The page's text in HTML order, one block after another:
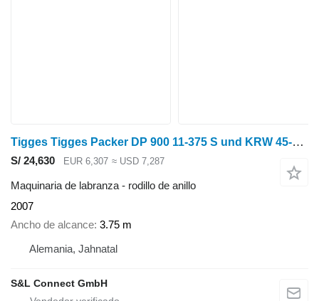
Tigges Tigges Packer DP 900 11-375 S und KRW 45-390
S/ 24,630 EUR 6,307 ≈ USD 7,287
Maquinaria de labranza - rodillo de anillo
2007
Ancho de alcance 3.75 m
Alemania, Jahnatal
S&L Connect GmbH